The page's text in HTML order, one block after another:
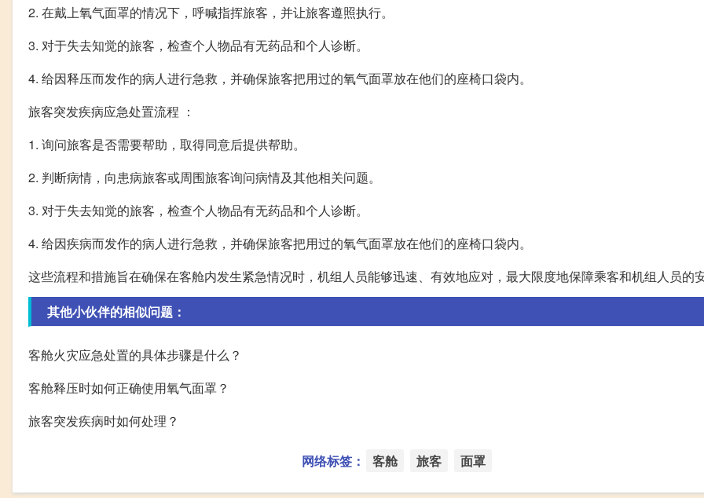
2. 在戴上氧气面罩的情况下，呼喊指挥旅客，并让旅客遵照执行。
3. 对于失去知觉的旅客，检查个人物品有无药品和个人诊断。
4. 给因释压而发作的病人进行急救，并确保旅客把用过的氧气面罩放在他们的座椅口袋内。
旅客突发疾病应急处置流程 ：
1. 询问旅客是否需要帮助，取得同意后提供帮助。
2. 判断病情，向患病旅客或周围旅客询问病情及其他相关问题。
3. 对于失去知觉的旅客，检查个人物品有无药品和个人诊断。
4. 给因疾病而发作的病人进行急救，并确保旅客把用过的氧气面罩放在他们的座椅口袋内。
这些流程和措施旨在确保在客舱内发生紧急情况时，机组人员能够迅速、有效地应对，最大限度地保障乘客和机组人员的
其他小伙伴的相似问题：
客舱火灾应急处置的具体步骤是什么？
客舱释压时如何正确使用氧气面罩？
旅客突发疾病时如何处理？
网络标签： 客舱 旅客 面罩